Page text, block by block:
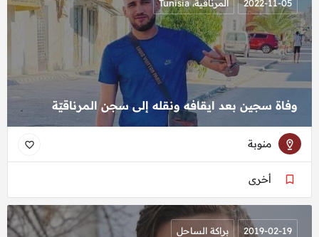
وفاة سجين بعد ايقافه ونقله إلى سجن المرناقيّة
2022-11-05 المرناقية، Tunisia
منوبة
أخرى
2019-02-19 براكة الساحل